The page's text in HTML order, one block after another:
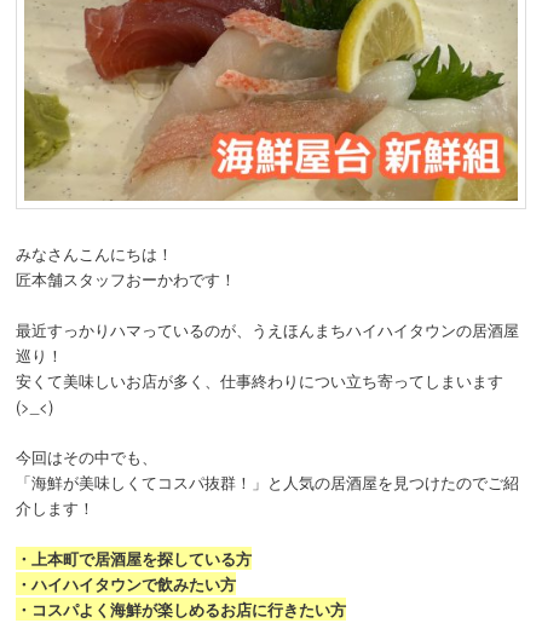
みなさんこんにちは！
匠本舗スタッフおーかわです！
最近すっかりハマっているのが、うえほんまちハイハイタウンの居酒屋
巡り！
安くて美味しいお店が多く、仕事終わりについ立ち寄ってしまいます
(>_<)
今回はその中でも、
「海鮮が美味しくてコスパ抜群！」と人気の居酒屋を見つけたのでご紹
介します！
・上本町で居酒屋を探している方
・ハイハイタウンで飲みたい方
・コスパよく海鮮が楽しめるお店に行きたい方